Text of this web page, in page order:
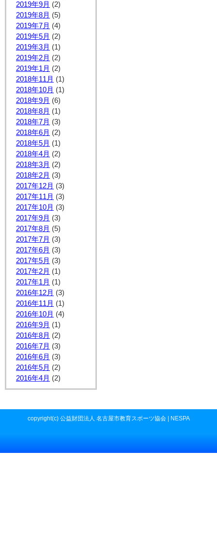
2019年9月 (2)
2019年8月 (5)
2019年7月 (4)
2019年5月 (2)
2019年3月 (1)
2019年2月 (2)
2019年1月 (2)
2018年11月 (1)
2018年10月 (1)
2018年9月 (6)
2018年8月 (1)
2018年7月 (3)
2018年6月 (2)
2018年5月 (1)
2018年4月 (2)
2018年3月 (2)
2018年2月 (3)
2017年12月 (3)
2017年11月 (3)
2017年10月 (3)
2017年9月 (3)
2017年8月 (5)
2017年7月 (3)
2017年6月 (3)
2017年5月 (3)
2017年2月 (1)
2017年1月 (1)
2016年12月 (3)
2016年11月 (1)
2016年10月 (4)
2016年9月 (1)
2016年8月 (2)
2016年7月 (3)
2016年6月 (3)
2016年5月 (2)
2016年4月 (2)
copyright(c) 公益財団法人 名古屋市教育スポーツ協会 | NESPA